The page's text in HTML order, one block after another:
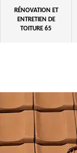
RÉNOVATION ET
ENTRETIEN DE
TOITURE 65